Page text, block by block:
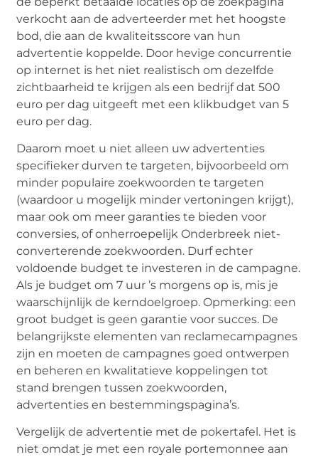
verkocht aan de adverteerder met het hoogste
bod, die aan de kwaliteitsscore van hun
advertentie koppelde. Door hevige concurrentie
op internet is het niet realistisch om dezelfde
zichtbaarheid te krijgen als een bedrijf dat 500
euro per dag uitgeeft met een klikbudget van 5
euro per dag.
Daarom moet u niet alleen uw advertenties
specifieker durven te targeten, bijvoorbeeld om
minder populaire zoekwoorden te targeten
(waardoor u mogelijk minder vertoningen krijgt),
maar ook om meer garanties te bieden voor
conversies, of onherroepelijk Onderbreek niet-
converterende zoekwoorden. Durf echter
voldoende budget te investeren in de campagne.
Als je budget om 7 uur ’s morgens op is, mis je
waarschijnlijk de kerndoelgroep. Opmerking: een
groot budget is geen garantie voor succes. De
belangrijkste elementen van reclamecampagnes
zijn en moeten de campagnes goed ontwerpen
en beheren en kwalitatieve koppelingen tot
stand brengen tussen zoekwoorden,
advertenties en bestemmingspagina’s.
Vergelijk de advertentie met de pokertafel. Het is
niet omdat je met een royale portemonnee aan